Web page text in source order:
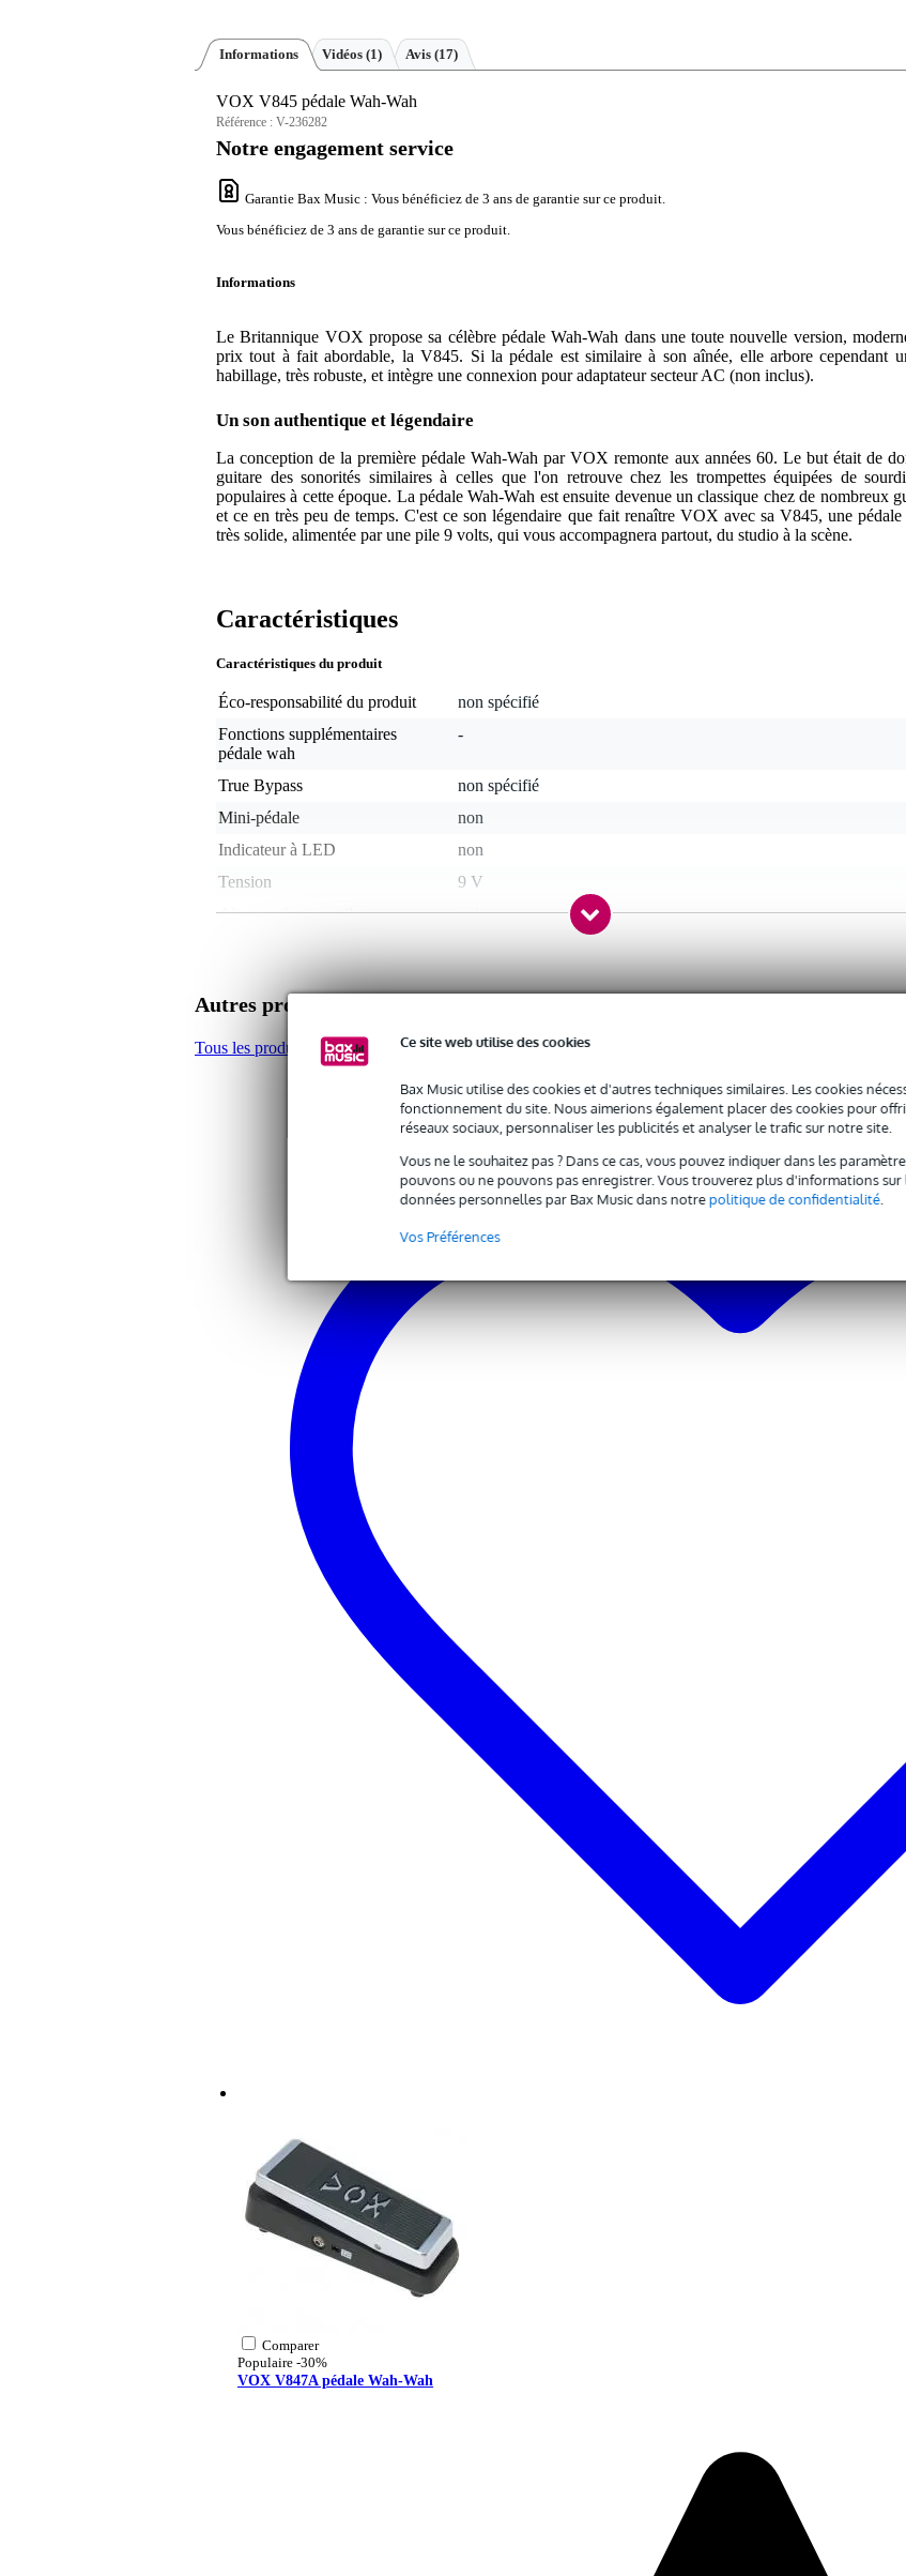
Ce site web utilise des cookies
Bax Music utilise des cookies et d'autres techniques similaires. Les cookies
fonctionnement du site. Nous aimerions également placer des cookies pour
réseaux sociaux, personnaliser les publicités et analyser le trafic sur notre site.
Vous ne le souhaitez pas ? Dans ce cas, vous pouvez indiquer dans les
pouvons ou ne pouvons pas enregistrer. Vous trouverez plus d'informations
données personnelles par Bax Music dans notrepolitique de confidentialité.
Vos Préférences
Informations Vidéos (1) Avis (17)
VOX V845 pédale Wah-Wah
Référence : V-236282
Notre engagement service
Garantie Bax Music : Vous bénéficiez de 3 ans de garantie sur ce produit.
Vous bénéficiez de 3 ans de garantie sur ce produit.
Informations
Le Britannique VOX propose sa célèbre pédale Wah-Wah dans une toute nouvelle version,
prix tout à fait abordable, la V845. Si la pédale est similaire à son aînée, elle arbore cependant
habillage, très robuste, et intègre une connexion pour adaptateur secteur AC (non inclus).
Un son authentique et légendaire
La conception de la première pédale Wah-Wah par VOX remonte aux années 60. Le but était de
guitare des sonorités similaires à celles que l'on retrouve chez les trompettes équipées de
populaires à cette époque. La pédale Wah-Wah est ensuite devenue un classique chez de nombreux
et ce en très peu de temps. C'est ce son légendaire que fait renaître VOX avec sa V845, une pédale
très solide, alimentée par une pile 9 volts, qui vous accompagnera partout, du studio à la scène.
Caractéristiques
Caractéristiques du produit
Éco-responsabilité du produit
non spécifié
Fonctions supplémentaires
pédale wah
-
True Bypass
non spécifié
Mini-pédale
non
Indicateur à LED
non
Tension
9 V
Alimentation par pile
oui
Type de fiche adaptateur
cylindrique 2,1 mm (dimension interne)
Adaptateur inclus
Le poids et les dimensions sont indiqués avec l'emballage inclus
1,1 kg
28,0 x 11,5 x 8,0 cm
basée sur la VOX Wah-Wah classique
entrée instrument : jack 6,35 mm mono
alimentation : pile 9V DC
connexion pour adaptateur secteur AC
autonomie : env. 100 heures (selon l'utilisation)
construction en métal robuste
dimensions : 102 x 252 x 75 mm
poids : 942 g (avec pile)
couleur : noir
Autres produits de VOX
Tous les produits de VOX
Comparer
Populaire -30%
VOX V847A pédale Wah-Wah